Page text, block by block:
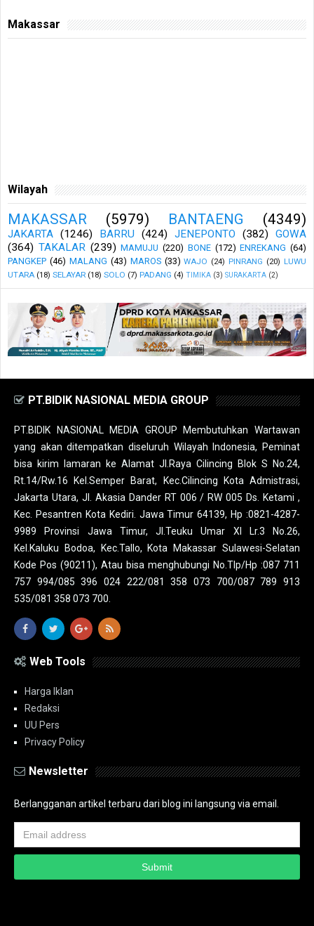
Makassar
Wilayah
MAKASSAR (5979) BANTAENG (4349)
JAKARTA (1246) BARRU (424) JENEPONTO (382)
GOWA
(364) TAKALAR (239) MAMUJU (220) BONE (172) ENREKANG (64)
PANGKEP (46) MALANG (43) MAROS (33) WAJO (24) PINRANG (20) LUWU
UTARA (18) SELAYAR (18) SOLO (7) PADANG (4) TIMIKA (3) SURAKARTA (2)
PT.BIDIK NASIONAL MEDIA GROUP
PT.BIDIK NASIONAL MEDIA GROUP Membutuhkan Wartawan
yang akan ditempatkan diseluruh Wilayah Indonesia, Peminat
bisa kirim lamaran ke Alamat Jl.Raya Cilincing Blok S No.24,
Rt.14/Rw.16 Kel.Semper Barat, Kec.Cilincing Kota Admistrasi,
Jakarta Utara, Jl. Akasia Dander RT 006 / RW 005 Ds. Ketami ,
Kec. Pesantren Kota Kediri. Jawa Timur 64139, Hp :0821-4287-
9989 Provinsi Jawa Timur, Jl.Teuku Umar XI Lr.3 No.26,
Kel.Kaluku Bodoa, Kec.Tallo, Kota Makassar Sulawesi-Selatan
Kode Pos (90211), Atau bisa menghubungi No.Tlp/Hp :087 711
757 994/085 396 024 222/081 358 073 700/087 789 913
535/081 358 073 700.
Web Tools
Harga Iklan
Redaksi
UU Pers
Privacy Policy
Newsletter
Berlangganan artikel terbaru dari blog ini langsung via email.